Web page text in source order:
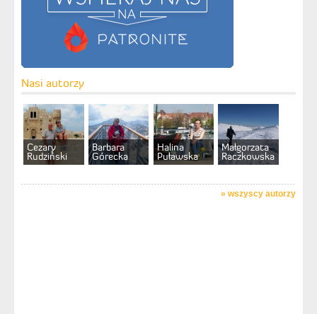
Nasi autorzy
Cezary
Rudziński
Barbara
Górecka
Halina
Puławska
Małgorzata
Raczkowska
» wszyscy autorzy